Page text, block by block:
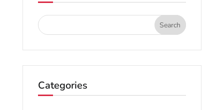
Categories